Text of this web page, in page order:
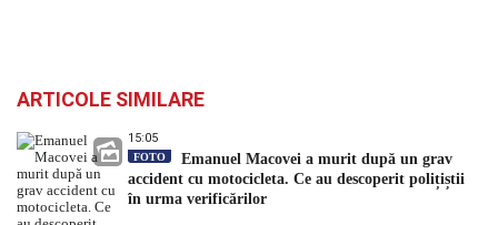
ARTICOLE SIMILARE
15:05
FOTO
Emanuel Macovei a murit după un grav
accident cu motocicleta. Ce au descoperit polițiștii
în urma verificărilor